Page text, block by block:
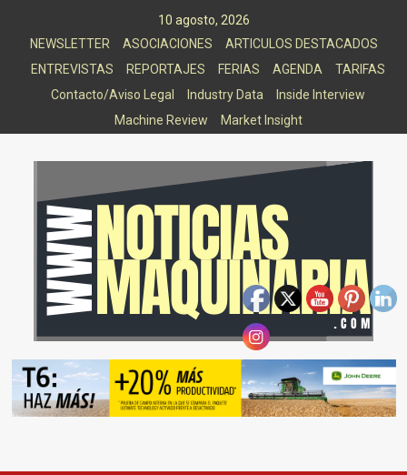
10 agosto, 2026
NEWSLETTER
ASOCIACIONES
ARTICULOS DESTACADOS
ENTREVISTAS
REPORTAJES FERIAS AGENDA
TARIFAS
Contacto/Aviso Legal
Industry Data
Inside Interview
Machine Review
Market Insight